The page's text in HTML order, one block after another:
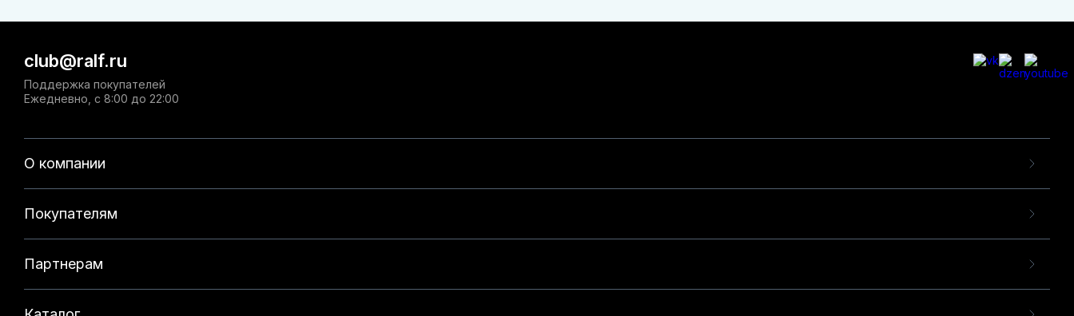
О компании
Покупателям
Партнерам
club@ralf.ru
Поддержка покупателей
Ежедневно, с 8:00 до 22:00